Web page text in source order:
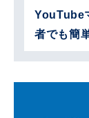
YouTube
者でも簡